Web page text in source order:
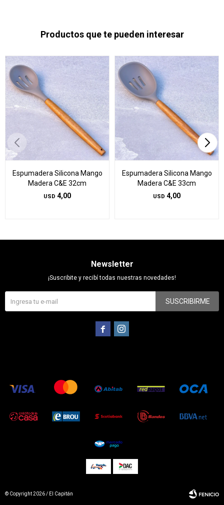
Productos que te pueden interesar
Espumadera Silicona Mango
Madera C&E 32cm
USD 4,00
Espumadera Silicona Mango
Madera C&E 33cm
USD 4,00
Newsletter
¡Suscribite y recibí todas nuestras novedades!
SUSCRIBIRME
 
© Copyright 2026 / El Capitán